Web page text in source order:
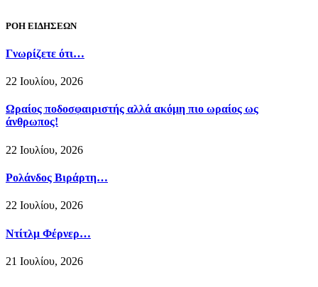
ΡΟΗ ΕΙΔΗΣΕΩΝ
Γνωρίζετε ότι…
22 Ιουλίου, 2026
Ωραίος ποδοσφαιριστής αλλά ακόμη πιο ωραίος ως
άνθρωπος!
22 Ιουλίου, 2026
Ρολάνδος Βιράρτη…
22 Ιουλίου, 2026
Ντίτλμ Φέρνερ…
21 Ιουλίου, 2026